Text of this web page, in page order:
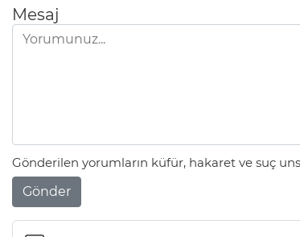
Mesaj
Gönderilen yorumların küfür, hakaret ve suç
Gönder